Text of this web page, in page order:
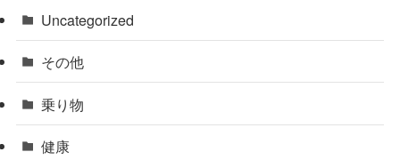
Uncategorized
その他
乗り物
健康